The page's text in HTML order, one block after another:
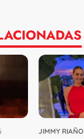
JIMMY RIAÑO